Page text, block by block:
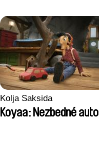
Kolja Saksida
Koyaa: Nezbedné auto